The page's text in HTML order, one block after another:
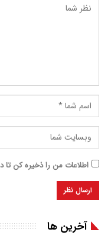
اطلاعات من را ذخیره کن تا
آخرین ها